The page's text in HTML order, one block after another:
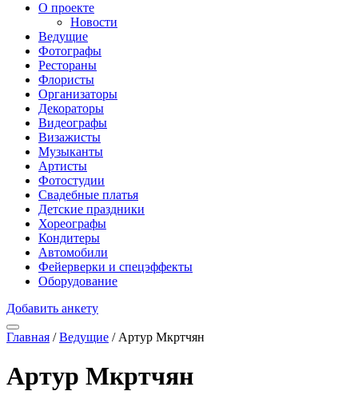
О проекте
Новости
Ведущие
Фотографы
Рестораны
Флористы
Организаторы
Декораторы
Видеографы
Визажисты
Музыканты
Артисты
Фотостудии
Свадебные платья
Детские праздники
Хореографы
Кондитеры
Автомобили
Фейерверки и спецэффекты
Оборудование
Добавить анкету
Главная / Ведущие / Артур Мкртчян
Артур Мкртчян